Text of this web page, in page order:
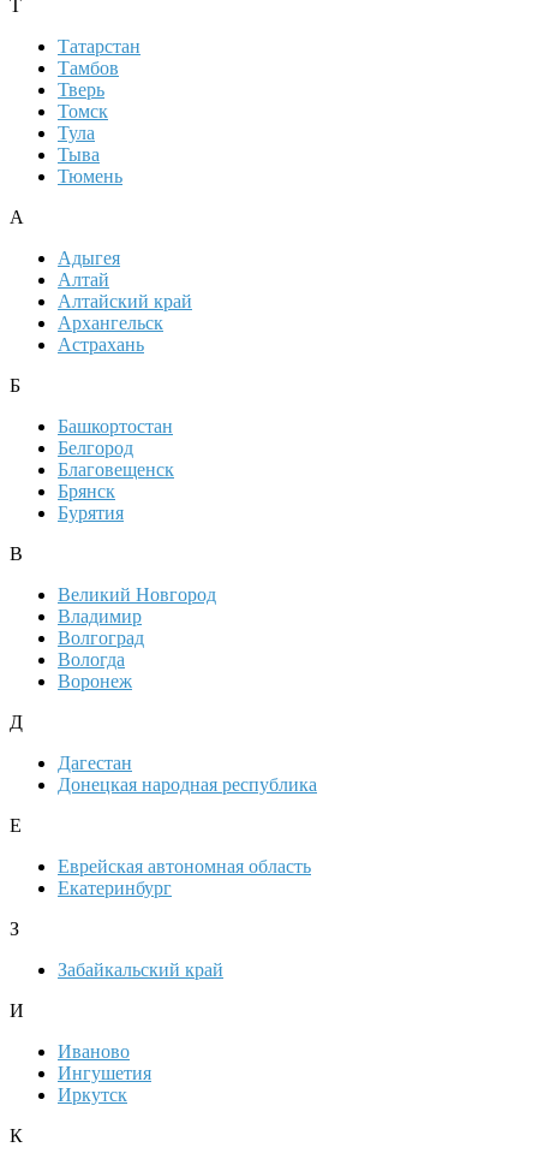
Т
Татарстан
Тамбов
Тверь
Томск
Тула
Тыва
Тюмень
А
Адыгея
Алтай
Алтайский край
Архангельск
Астрахань
Б
Башкортостан
Белгород
Благовещенск
Брянск
Бурятия
В
Великий Новгород
Владимир
Волгоград
Вологда
Воронеж
Д
Дагестан
Донецкая народная республика
Е
Еврейская автономная область
Екатеринбург
З
Забайкальский край
И
Иваново
Ингушетия
Иркутск
К